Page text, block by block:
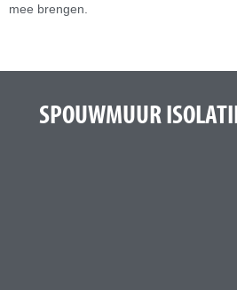
mee brengen.
SPOUWMUUR